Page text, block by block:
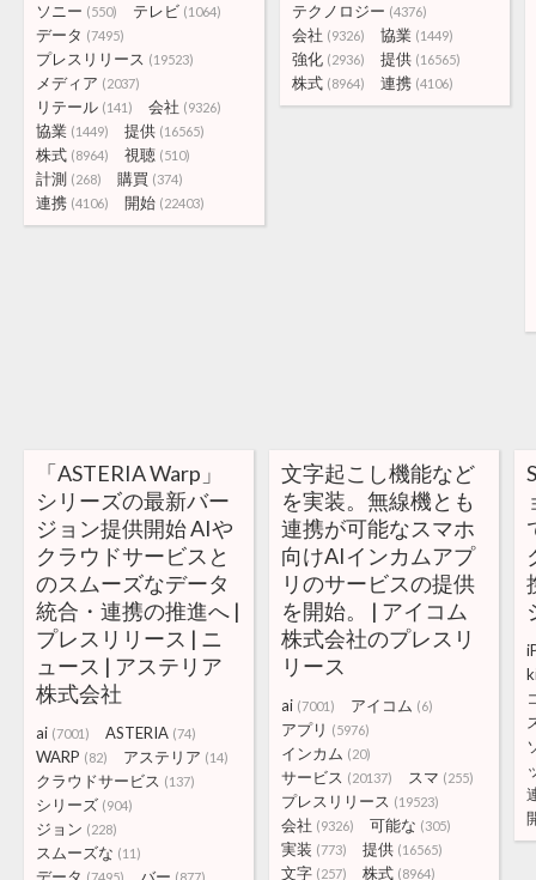
ソニー (550) テレビ (1064)
データ (7495)
プレスリリース (19523)
メディア (2037)
リテール (141) 会社 (9326)
協業 (1449) 提供 (16565)
株式 (8964) 視聴 (510)
計測 (268) 購買 (374)
連携 (4106) 開始 (22403)
テクノロジー (4376)
会社 (9326) 協業 (1449)
強化 (2936) 提供 (16565)
株式 (8964) 連携 (4106)
「ASTERIA Warp」
シリーズの最新バー
ジョン提供開始 AIや
クラウドサービスと
のスムーズなデータ
統合・連携の推進へ |
プレスリリース | ニ
ュース | アステリア
株式会社
ai (7001) ASTERIA (74)
WARP (82) アステリア (14)
クラウドサービス (137)
シリーズ (904)
ジョン (228)
スムーズな (11)
文字起こし機能など
を実装。無線機とも
連携が可能なスマホ
向けAIインカムアプ
リのサービスの提供
を開始。 | アイコム
株式会社のプレスリ
リース
ai (7001) アイコム (6)
アプリ (5976)
インカム (20)
サービス (20137) スマ (255)
プレスリリース (19523)
会社 (9326) 可能な (305)
実装 (773) 提供 (16565)
文字 (257) 株式 (8964)